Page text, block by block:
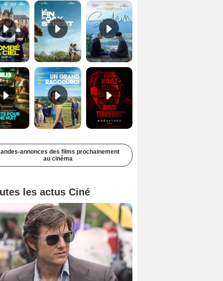
Juste pour une nuit Bande-annonce VO STFR Un grand raccourci Bande-annonce VF Undertone Bande-annonce VO STFR
annonces des films prochainement
au cinéma
les actus Ciné